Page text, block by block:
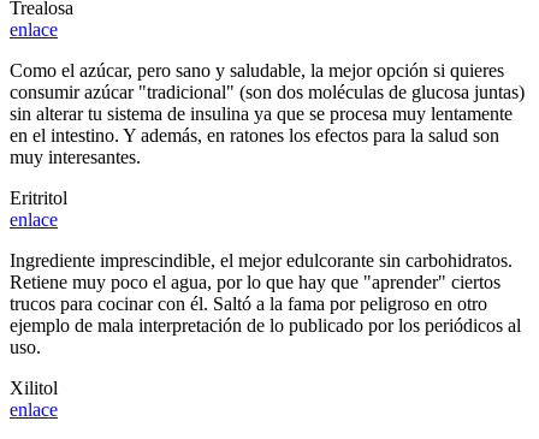
Trealosa
enlace
Como el azúcar, pero sano y saludable, la mejor opción si quieres
consumir azúcar "tradicional" (son dos moléculas de glucosa juntas)
sin alterar tu sistema de insulina ya que se procesa muy lentamente
en el intestino. Y además, en ratones los efectos para la salud son
muy interesantes.
Eritritol
enlace
Ingrediente imprescindible, el mejor edulcorante sin carbohidratos.
Retiene muy poco el agua, por lo que hay que "aprender" ciertos
trucos para cocinar con él. Saltó a la fama por peligroso en otro
ejemplo de mala interpretación de lo publicado por los periódicos al
uso.
Xilitol
enlace